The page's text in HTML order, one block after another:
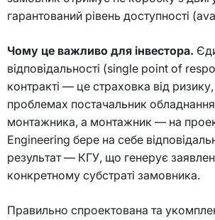
гарантований рівень доступності
Чому це важливо для інвестора.
відповідальності (single point of
контракті — це страховка від
проблемах постачальник
монтажника, а монтажник — на
Engineering бере на себе
результат — КГУ, що генерує
конкретному субстраті замовника.
Правильно спроектована та